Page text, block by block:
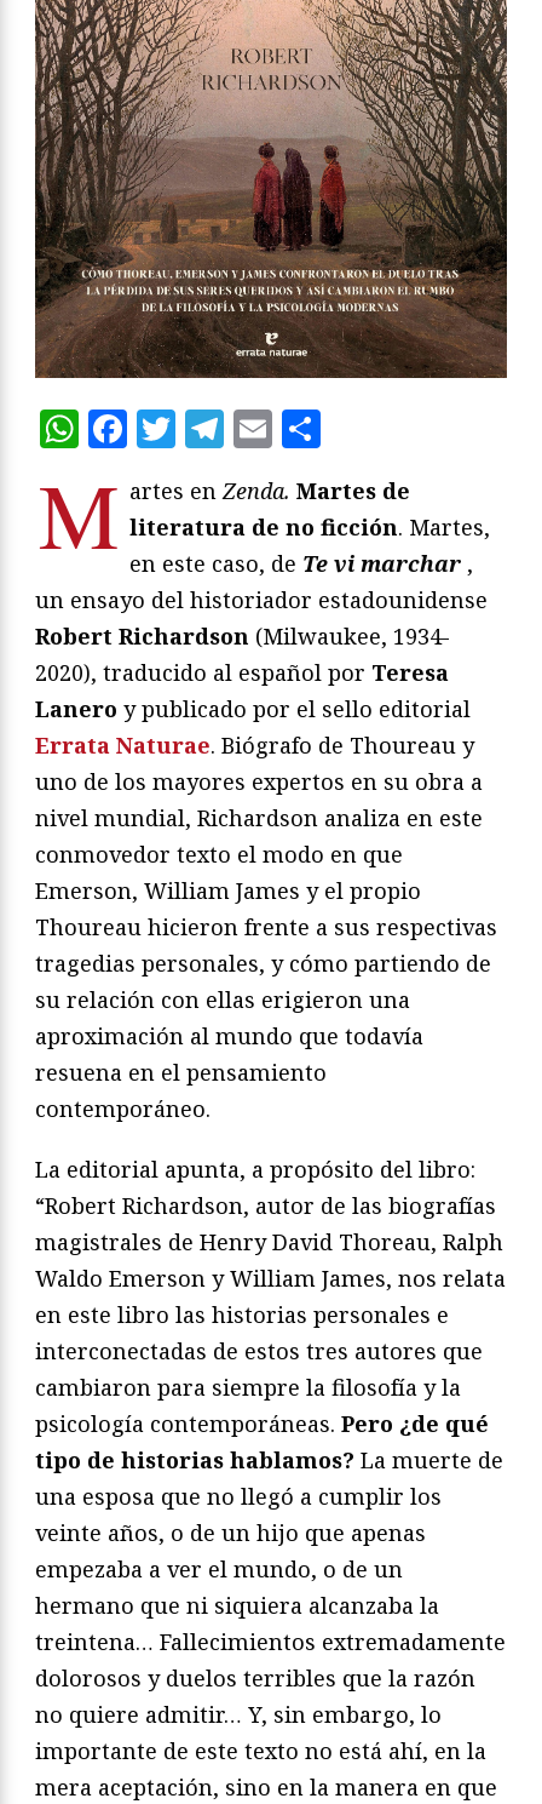
WhatsApp
Facebook
Twitter
Telegram
Email
M artes en Zenda. Martes de
literatura de no ficción. Martes,
en este caso, de Te vi marchar ,
un ensayo del historiador estadounidense
Robert Richardson (Milwaukee, 1934-
2020), traducido al español por Teresa
Lanero y publicado por el sello editorial
Errata Naturae. Biógrafo de Thoureau y
uno de los mayores expertos en su obra a
nivel mundial, Richardson analiza en este
conmovedor texto el modo en que
Emerson, William James y el propio
Thoureau hicieron frente a sus respectivas
tragedias personales, y cómo partiendo de
su relación con ellas erigieron una
aproximación al mundo que todavía
resuena en el pensamiento
contemporáneo.
La editorial apunta, a propósito del libro:
“Robert Richardson, autor de las biografías
magistrales de Henry David Thoreau, Ralph
Waldo Emerson y William James, nos relata
en este libro las historias personales e
interconectadas de estos tres autores que
cambiaron para siempre la filosofía y la
psicología contemporáneas. Pero ¿de qué
tipo de historias hablamos? La muerte de
una esposa que no llegó a cumplir los
veinte años, o de un hijo que apenas
empezaba a ver el mundo, o de un
hermano que ni siquiera alcanzaba la
treintena… Fallecimientos extremadamente
dolorosos y duelos terribles que la razón
no quiere admitir… Y, sin embargo, lo
importante de este texto no está ahí, en la
mera aceptación, sino en la manera en que